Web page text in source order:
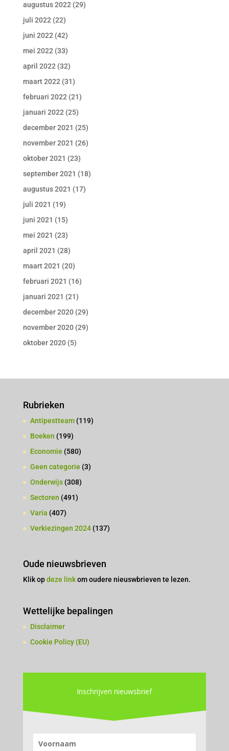
augustus 2022(29)
juli 2022(22)
juni 2022(42)
mei 2022(33)
april 2022(32)
maart 2022(31)
februari 2022(21)
januari 2022(25)
december 2021 (25)
november 2021 (26)
oktober 2021 (23)
september 2021 (18)
augustus 2021 (17)
juli 2021 (19)
juni 2021 (15)
mei 2021 (23)
april 2021 (28)
maart 2021 (20)
februari 2021 (16)
januari 2021 (21)
december 2020(29)
november 2020(29)
oktober 2020(5)
Rubrieken
Antipestteam(119)
Boeken (199)
Economie (580)
Geen categorie (3)
Onderwijs(308)
Sectoren (491)
Varia (407)
Verkiezingen 2024(137)
Oude nieuwsbrieven
Klik opdeze linkom oudere nieuswbrieven te lezen.
Wettelijke bepalingen
Disclaimer
Cookie Policy (EU)
Inschrijven nieuwsbrief